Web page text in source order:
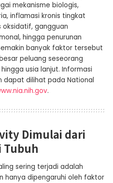
mekanisme biologis,
inflamasi kronis tingkat
oksidatif, gangguan
hingga penurunan
banyak faktor tersebut
peluang seseorang
usia lanjut. Informasi
dapat dilihat pada National
.
Dimulai dari
Tubuh
sering terjadi adalah
hanya dipengaruhi oleh faktor